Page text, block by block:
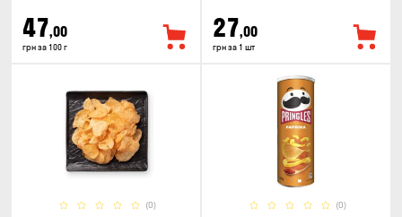
47,00
грн за 100 г
27,00
грн за 1 шт
(0) (0)